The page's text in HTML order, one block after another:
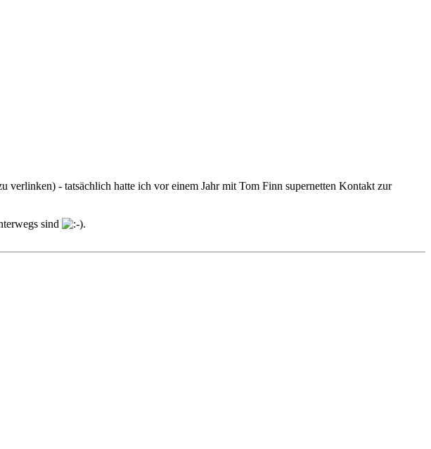
verlinken) - tatsächlich hatte ich vor einem Jahr mit Tom Finn supernetten Kontakt zur
sind
.